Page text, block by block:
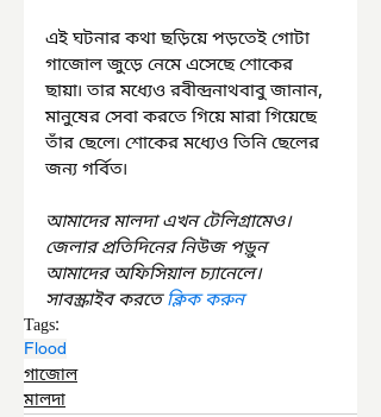
এই ঘটনার কথা ছড়িয়ে পড়তেই গোটা
গাজোল জুড়ে নেমে এসেছে শোকের
ছায়া৷ তার মধ্যেও রবীন্দ্রনাথবাবু জানান,
মানুষের সেবা করতে গিয়ে মারা গিয়েছে
তাঁর ছেলে৷ শোকের মধ্যেও তিনি ছেলের
জন্য গর্বিত৷
আমাদের মালদা এখন টেলিগ্রামেও।
জেলার প্রতিদিনের নিউজ পড়ুন
আমাদের অফিসিয়াল চ্যানেলে।
সাবস্ক্রাইব করতে ক্লিক করুন
Tags:
Flood
গাজোল
মালদা